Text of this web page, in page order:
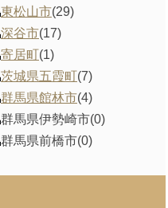
東松山市(29)
深谷市(17)
寄居町(1)
茨城県五霞町(7)
群馬県館林市(4)
群馬県伊勢崎市(0)
群馬県前橋市(0)